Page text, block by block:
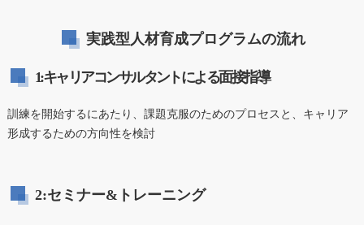
実践型人材育成プログラムの流れ
1:キャリアコンサルタントによる面接指導
訓練を開始するにあたり、課題克服のためのプロセスと、キャリア
形成するための方向性を検討
2:セミナー&トレーニング